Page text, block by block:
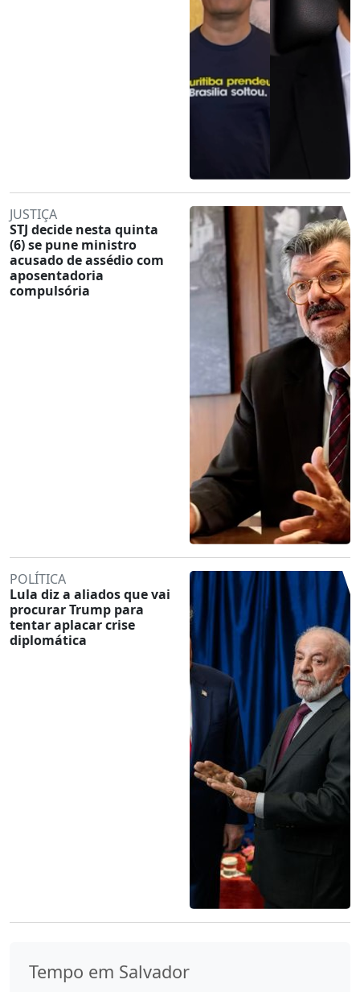
JUSTIÇA
STJ decide nesta quinta
(6) se pune ministro
acusado de assédio com
aposentadoria
compulsória
POLÍTICA
Lula diz a aliados que vai
procurar Trump para
tentar aplacar crise
diplomática
Tempo em Salvador